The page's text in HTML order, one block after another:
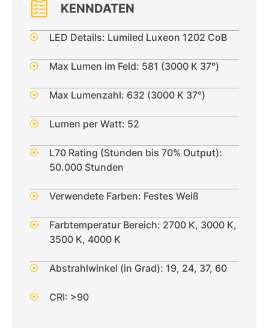
KENNDATEN
LED Details: Lumiled Luxeon 1202 CoB
Max Lumen im Feld: 581 (3000 K 37°)
Max Lumenzahl: 632 (3000 K 37°)
Lumen per Watt: 52
L70 Rating (Stunden bis 70% Output):
50.000 Stunden
Verwendete Farben: Festes Weiß
Farbtemperatur Bereich: 2700 K, 3000 K,
3500 K, 4000 K
Abstrahlwinkel (in Grad): 19, 24, 37, 60
CRI: >90